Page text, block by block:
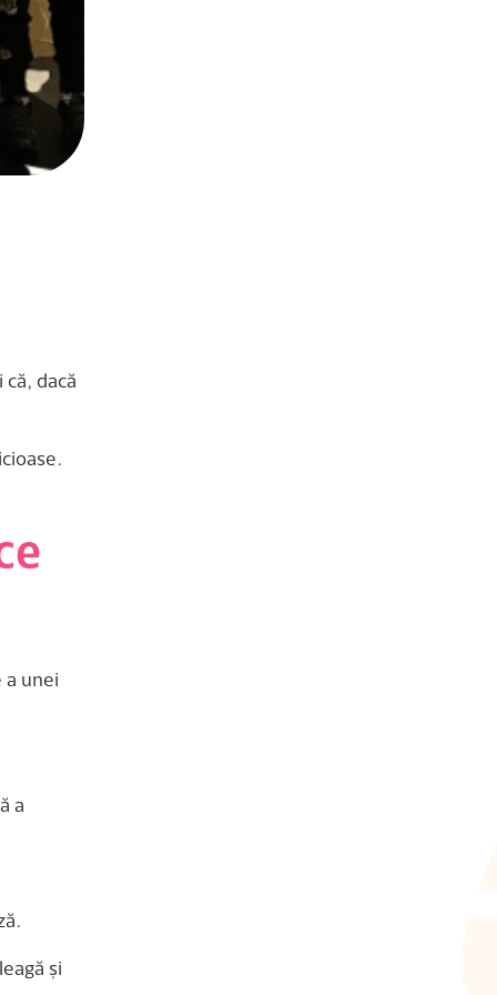
dacă
a unei
a
și